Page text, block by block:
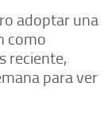
adoptar una
como
reciente,
para ver